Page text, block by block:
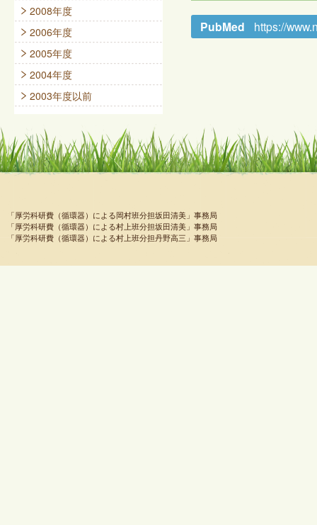
PubMed https://
2008年度
2006年度
2005年度
2004年度
2003年度以前
「厚労科研費（循環器）による岡村班分担坂田清美」事務局
「厚労科研費（循環器）による村上班分担坂田清美」事務局
「厚労科研費（循環器）による村上班分担丹野高三」事務局